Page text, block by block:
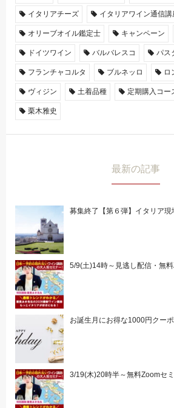
イタリアチーズ イタリアワイン通信講
オリーブオイル鑑定士 キャンペーン
ドイツワイン バルバレスコ パス
フランチャコルタ ブルネッロ ロ
ヴィジン 土着品種 定期購入コー
栗木雅史
最新の記事
募集終了【第６弾】イタリア
5/9(土)14時～見逃し配信・無
お誕生月にお得な1000円クー
3/19(木)20時半～無料Zoomセ